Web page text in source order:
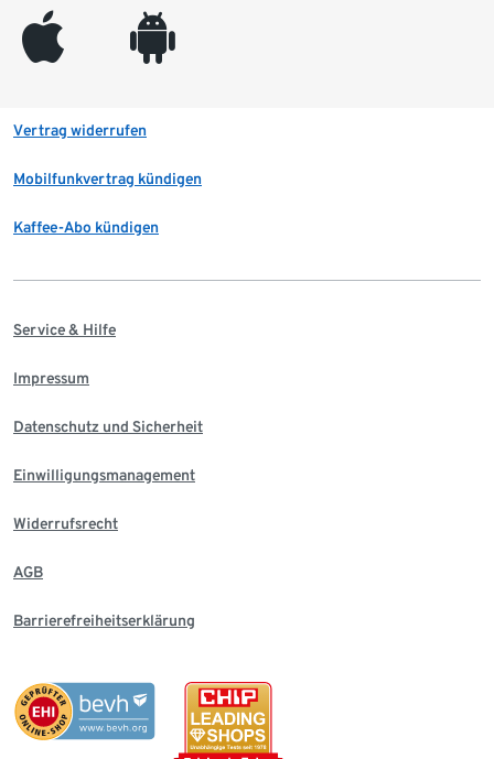
appleinc android
Vertrag widerrufen
Mobilfunkvertrag kündigen
Kaffee-Abo kündigen
Service & Hilfe
Impressum
Datenschutz und Sicherheit
Einwilligungsmanagement
Widerrufsrecht
AGB
Barrierefreiheitserklärung